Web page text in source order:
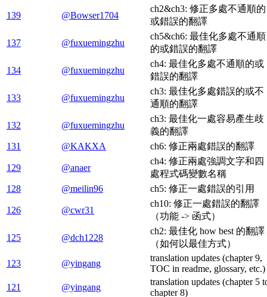
139 @Bowser1704
ch2&ch3: 修正多處不通順的
或錯誤的翻譯
137 @fuxuemingzhu
ch5&ch6: 最佳化多處不通順
的或錯誤的翻譯
134 @fuxuemingzhu
ch4: 最佳化多處不通順的或
錯誤的翻譯
133 @fuxuemingzhu
ch3: 最佳化多處錯誤的或不
通順的翻譯
132 @fuxuemingzhu
ch3: 最佳化一處容易產生歧
義的翻譯
131
@KAKXA ch6: 修正兩處錯誤的翻譯
129 @anaer
ch4: 修正兩處強調文字和四
處程式碼變數名稱
128
@meilin96 ch5: 修正一處錯誤的引用
126 @cwr31
ch10: 修正一處錯誤的翻譯
（功能 -> 函式）
125 @dch1228
ch2: 最佳化 how best 的翻譯
（如何以最佳方式）
123
@yingang
translation updates (chapter 9,
TOC in readme, glossary, etc.)
121
@yingang
translation updates (chapter 5
chapter 8)